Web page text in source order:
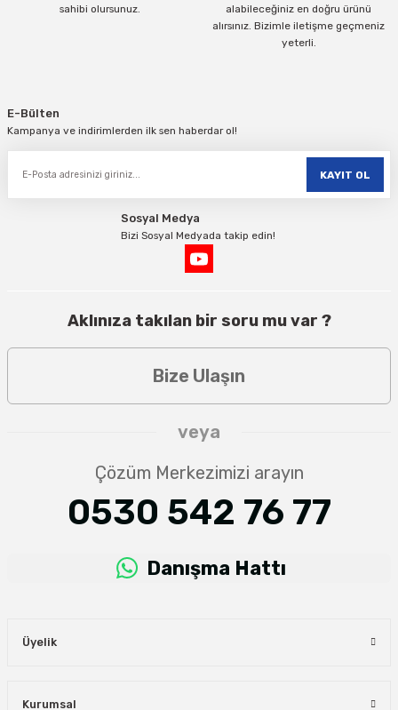
sahibi olursunuz.
alabileceğiniz en doğru ürünü
alırsınız. Bizimle iletişme geçmeniz
yeterli.
E-Bülten
Kampanya ve indirimlerden ilk sen haberdar ol!
KAYIT OL
Sosyal Medya
Bizi Sosyal Medyada takip edin!
Aklınıza takılan bir soru mu var ?
Bize Ulaşın
veya
Çözüm Merkezimizi arayın
0530 542 76 77
Danışma Hattı
Üyelik
Kurumsal